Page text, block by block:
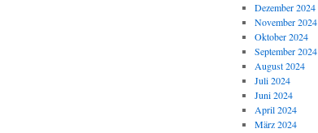
Dezember 2024
November 2024
Oktober 2024
September 2024
August 2024
Juli 2024
Juni 2024
April 2024
März 2024